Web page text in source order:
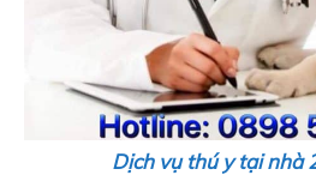
Dịch vụ thú y tại nhà